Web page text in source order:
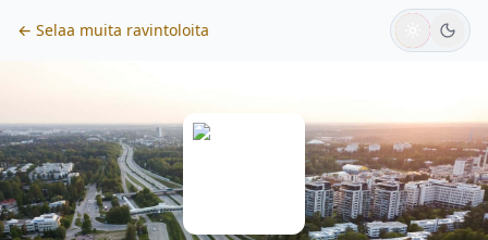
← Selaa muita ravintoloita